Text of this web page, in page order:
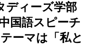
ディーズ学部
国語スピーチ
ーマは「私と